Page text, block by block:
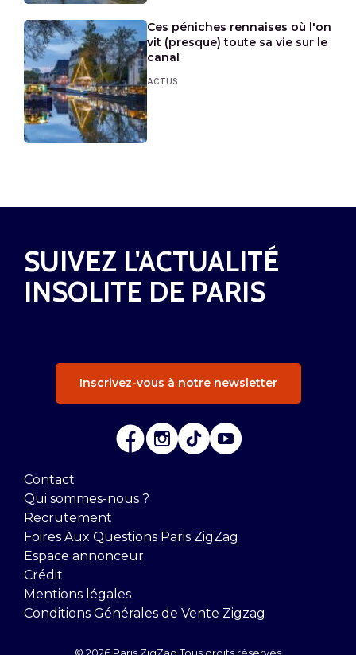
Ces péniches rennaises où l'on
vit (presque) toute sa vie sur le
canal
ACTUS
SUIVEZ L'ACTUALITÉ
INSOLITE DE PARIS
Inscrivez-vous à notre newsletter
Contact
Qui sommes-nous ?
Recrutement
Foires Aux Questions Paris ZigZag
Espace annonceur
Crédit
Mentions légales
Conditions Générales de Vente Zigzag